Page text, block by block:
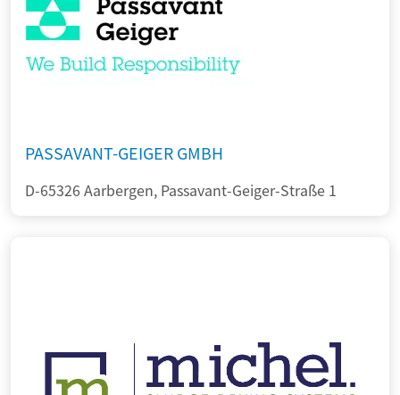
PASSAVANT-GEIGER GMBH
D-65326 Aarbergen, Passavant-Geiger-Straße 1